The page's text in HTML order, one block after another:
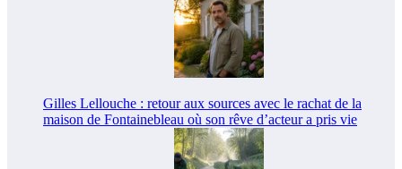
Gilles Lellouche : retour aux sources avec le rachat de la
maison de Fontainebleau où son rêve d’acteur a pris vie